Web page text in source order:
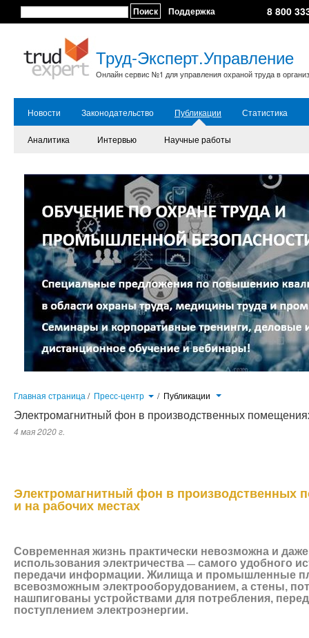
Поиск Поддержка 8 800
Труд-Эксперт.Управление
Онлайн сервис №1 для управления охраной труда в
Новости Законодательство Публикации Статистика
Аналитика Интервью Научные работы
Главная страница / Пресс-центр / Публикации
Электромагнитный фон в производственных
4 мая 2020 г.
Электромагнитный фон в производственных
и на рабочих местах
Современная жизнь практически невозможна и
использования электричества — самого удобного
передачи информации. Жилища и промышленные
все­возможным электрооборудованием, а стены,
нашпигованы устройствами для потребления,
поступлением электроэнергии.